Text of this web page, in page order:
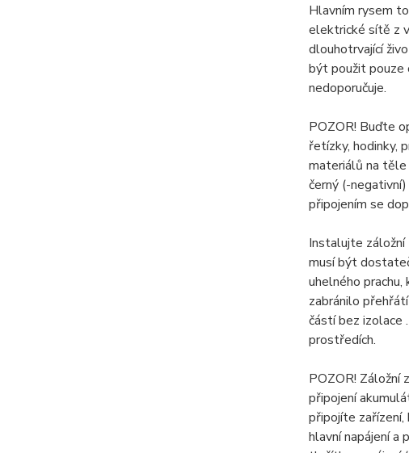
Hlavním rysem
elektrické sítě z
dlouhotrvající
být použit pouze
nedoporučuje.
POZOR! Buďte
řetízky, hodinky,
materiálů na těle
černý (-
připojením se
Instalujte záložní
musí být
uhelného
zabránilo
částí bez izolace
prostředích.
POZOR! Záložní
připojení
připojíte
hlavní napájení